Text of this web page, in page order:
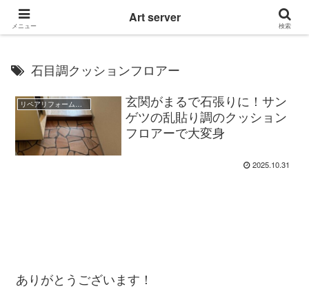
石目調クッションフロアー
玄関がまるで石張りに！サン
ゲツの乱貼り調のクッション
フロアーで大変身
2025.10.31
ありがとうございます！
メニュー
Art server
検索